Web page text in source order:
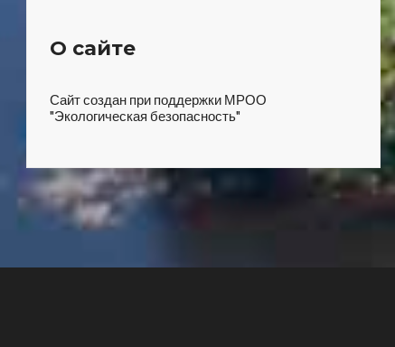
О сайте
Сайт создан при поддержки МРОО
"Экологическая безопасность"